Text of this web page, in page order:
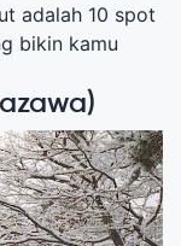
adalah 10 spot
bikin kamu